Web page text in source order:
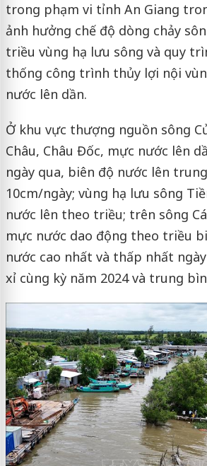
trong phạm vi tỉnh An Giang
ảnh hưởng chế độ dòng chảy
triều vùng hạ lưu sông và quy
thống công trình thủy lợi nội
nước lên dần.
Ở khu vực thượng nguồn sông
Châu, Châu Đốc, mực nước lên
ngày qua, biên độ nước lên
10cm/ngày; vùng hạ lưu sông
nước lên theo triều; trên sông
mực nước dao động theo triều
nước cao nhất và thấp nhất
xỉ cùng kỳ năm 2024 và trung